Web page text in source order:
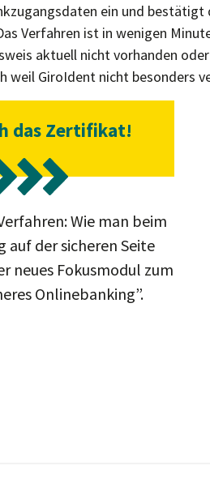
ein und bestätigt
Verfahren ist in wenigen
aktuell nicht vorhanden
weil GiroIdent nicht besonders
das Zertifikat!
Wie man beim
auf der sicheren Seite
neues Fokusmodul zum
Onlinebanking”.